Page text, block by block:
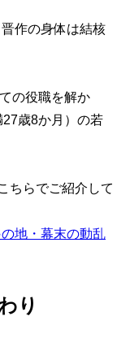
作の身体は結核
の役職を解か
27歳8か月）の若
ちらでご紹介して
地・幕末の動乱
り